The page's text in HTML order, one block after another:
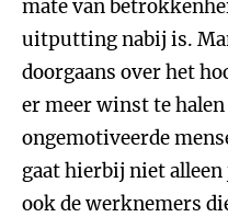
mate van
uitputting nabij is.
doorgaans over het
er meer winst te
ongemotiveerde
gaat hierbij niet
ook de werknemers